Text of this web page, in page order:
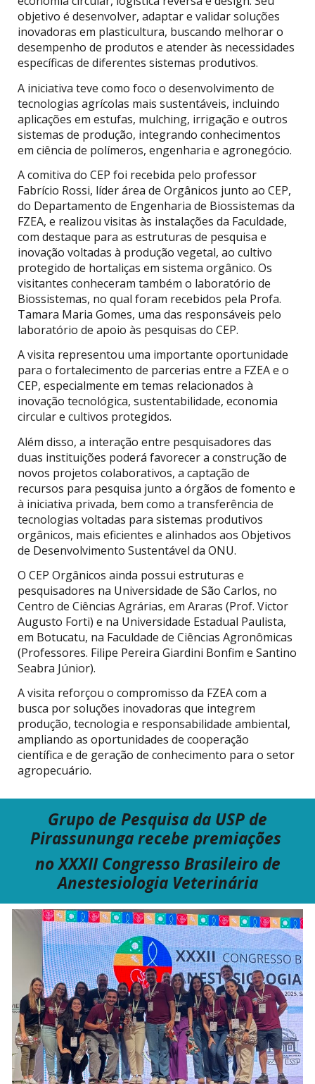
objetivo é desenvolver, adaptar e validar soluções
inovadoras em plasticultura, buscando melhorar o
desempenho de produtos e atender às necessidades
específicas de diferentes sistemas produtivos.
A iniciativa teve como foco o desenvolvimento de
tecnologias agrícolas mais sustentáveis, incluindo
aplicações em estufas, mulching, irrigação e outros
sistemas de produção, integrando conhecimentos
em ciência de polímeros, engenharia e agronegócio.
A comitiva do CEP foi recebida pelo professor
Fabrício Rossi, líder área de Orgânicos junto ao CEP,
do Departamento de Engenharia de Biossistemas da
FZEA, e realizou visitas às instalações da Faculdade,
com destaque para as estruturas de pesquisa e
inovação voltadas à produção vegetal, ao cultivo
protegido de hortaliças em sistema orgânico. Os
visitantes conheceram também o laboratório de
Biossistemas, no qual foram recebidos pela Profa.
Tamara Maria Gomes, uma das responsáveis pelo
laboratório de apoio às pesquisas do CEP.
A visita representou uma importante oportunidade
para o fortalecimento de parcerias entre a FZEA e o
CEP, especialmente em temas relacionados à
inovação tecnológica, sustentabilidade, economia
circular e cultivos protegidos.
Além disso, a interação entre pesquisadores das
duas instituições poderá favorecer a construção de
novos projetos colaborativos, a captação de
recursos para pesquisa junto a órgãos de fomento e
à iniciativa privada, bem como a transferência de
tecnologias voltadas para sistemas produtivos
orgânicos, mais eficientes e alinhados aos Objetivos
de Desenvolvimento Sustentável da ONU.
O CEP Orgânicos ainda possui estruturas e
pesquisadores na Universidade de São Carlos, no
Centro de Ciências Agrárias, em Araras (Prof. Victor
Augusto Forti) e na Universidade Estadual Paulista,
em Botucatu, na Faculdade de Ciências Agronômicas
(Professores. Filipe Pereira Giardini Bonfim e Santino
Seabra Júnior).
A visita reforçou o compromisso da FZEA com a
busca por soluções inovadoras que integrem
produção, tecnologia e responsabilidade ambiental,
ampliando as oportunidades de cooperação
científica e de geração de conhecimento para o setor
agropecuário.
Grupo de Pesquisa da USP de
Pirassununga recebe premiações
noXXXII Congresso Brasileiro de
Anestesiologia Veterinária